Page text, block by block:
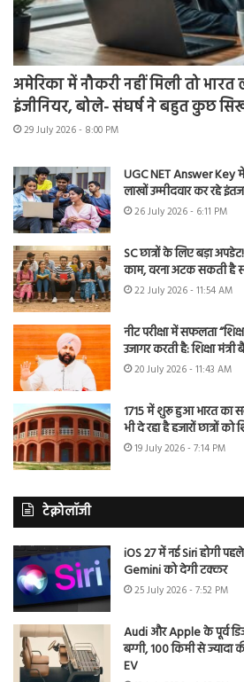
अमेरिका में नौकरी नहीं मिली तो
इंजीनियर, बोले- संघर्ष ने बहुत कुछ
29 July 2026 - 8:00 PM
UGC NET Answer Key
लाखों उम्मीदवार कर रहे
26 July 2026 - 6:11 PM
SC छात्रों के लिए बड़ा
काम, वरना अटक सकती है
22 July 2026 - 11:54 AM
नीट परीक्षा में सफलता
उजागर करती है: शिक्षा मंत्री
20 July 2026 - 11:43 AM
1715 में शुरू हुआ भारत का
भी दे रहा है हजारों छात्रों को
19 July 2026 - 7:14 PM
टेक्नोलॉजी
iOS 27 में नई Siri होगी
Gemini को देगी टक्कर
25 July 2026 - 7:52 PM
Audi और Apple के पूर्व
बग्गी, 100 किमी से
EV